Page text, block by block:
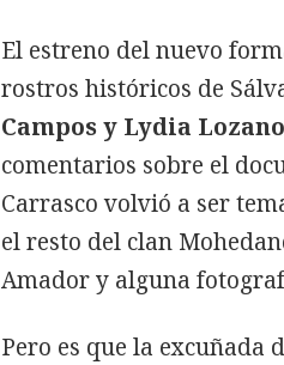
El estreno del nuevo
rostros históricos de
Campos y Lydia
comentarios sobre el
Carrasco volvió a ser
el resto del clan
Amador y alguna
Pero es que la excuñada